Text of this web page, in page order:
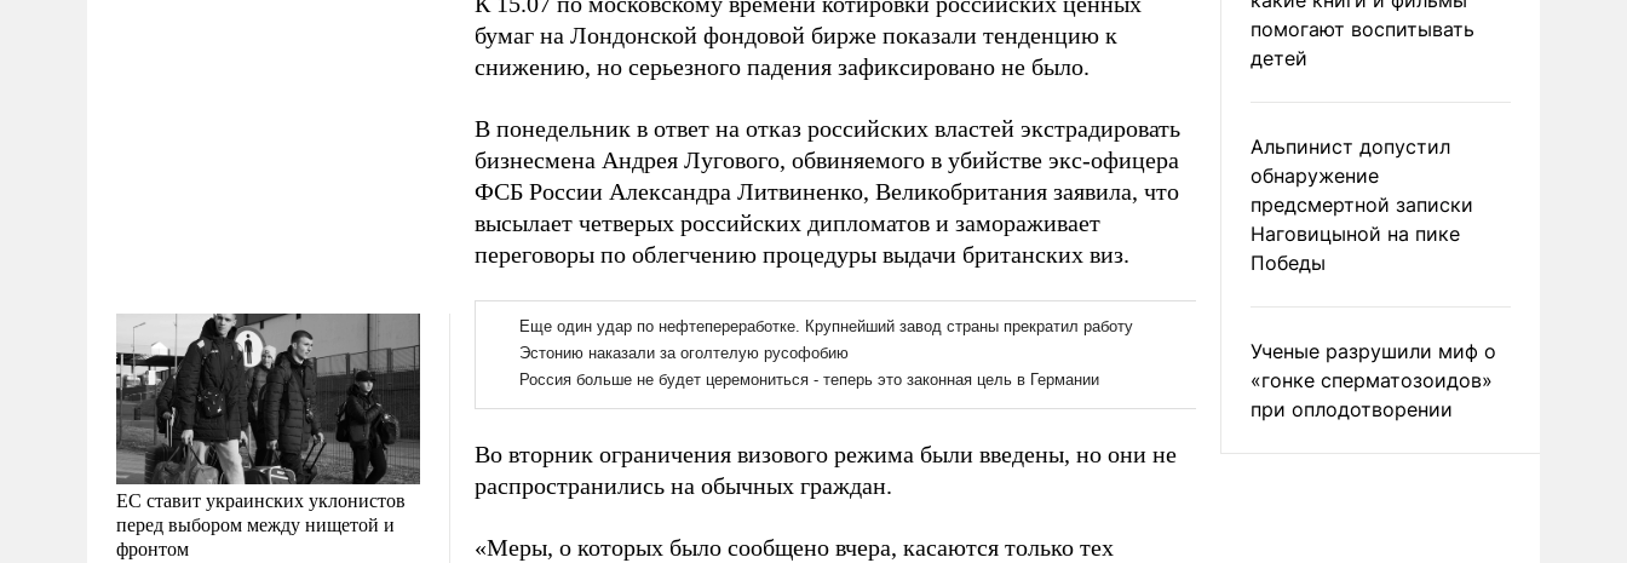
ЕС ставит украинских уклонистов
перед выбором между нищетой и
фронтом
бумаг на Лондонской фондовой бирже показали тенденцию к
снижению, но серьезного падения зафиксировано не было.
В понедельник в ответ на отказ российских властей экстрадировать
бизнесмена Андрея Лугового, обвиняемого в убийстве экс-офицера
ФСБ России Александра Литвиненко, Великобритания заявила, что
высылает четверых российских дипломатов и замораживает
переговоры по облегчению процедуры выдачи британских виз.
Во вторник ограничения визового режима были введены, но они не
распространились на обычных граждан.
«Меры, о которых было сообщено вчера, касаются только тех
помогают воспитывать
детей
Альпинист допустил
обнаружение
предсмертной записки
Наговицыной на пике
Победы
Ученые разрушили миф о
«гонке сперматозоидов»
при оплодотворении